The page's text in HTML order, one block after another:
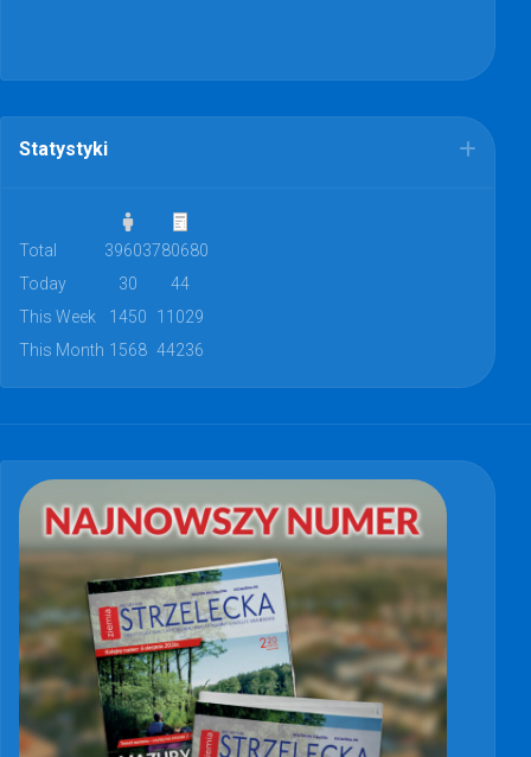
Statystyki
Total 39603780680
Today
30
44
This Week
1450
11029
This Month 1568 44236